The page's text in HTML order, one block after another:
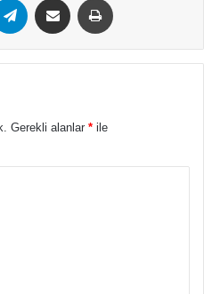
Gerekli alanlar * ile